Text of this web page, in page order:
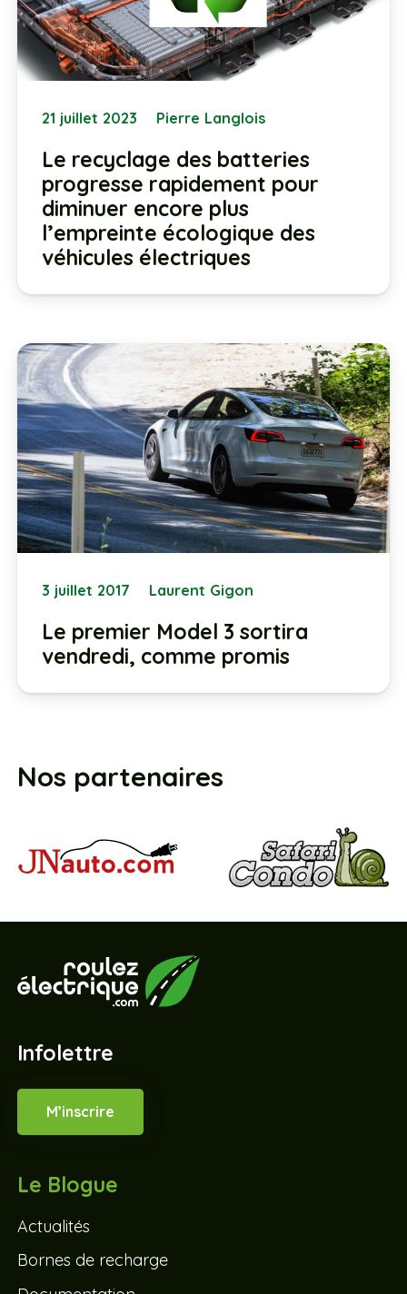
21 juillet 2023 Pierre Langlois
Le recyclage des batteries
progresse rapidement pour
diminuer encore plus
l’empreinte écologique des
véhicules électriques
3 juillet 2017 Laurent Gigon
Le premier Model 3 sortira
vendredi, comme promis
Nos partenaires
Infolettre
M’inscrire
Le Blogue
Actualités
Bornes de recharge